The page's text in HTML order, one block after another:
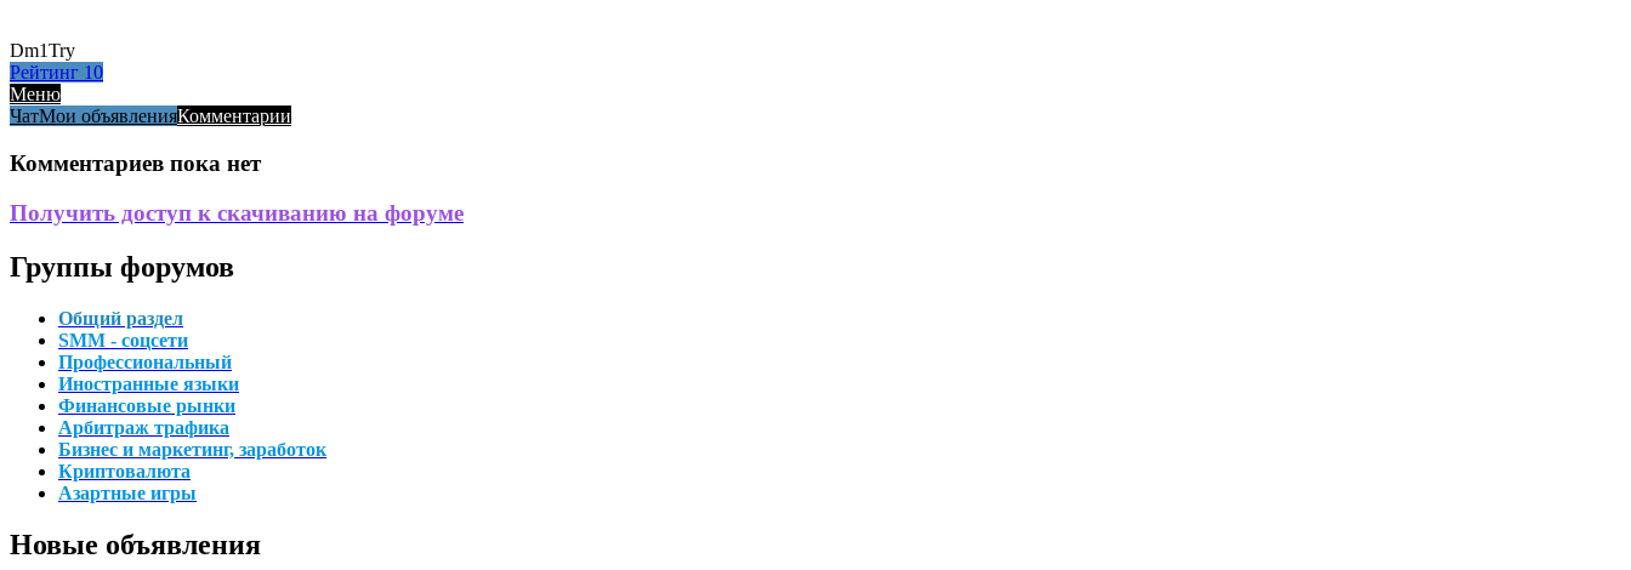
Dm1Try
Рейтинг 10
Меню
ЧатМои объявленияКомментарии
Комментариев пока нет
Получить доступ к скачиванию на форуме
Группы форумов
Общий раздел
SMM - соцсети
Профессиональный
Иностранные языки
Финансовые рынки
Арбитраж трафика
Бизнес и маркетинг, заработок
Криптовалюта
Азартные игры
Новые объявления